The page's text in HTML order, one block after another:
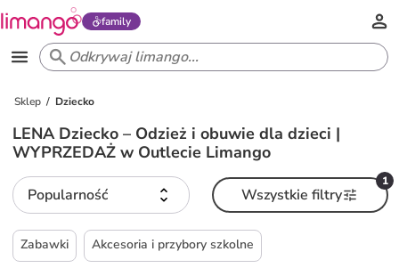
family
Sklep Dziecko
LENA Dziecko – Odzież i obuwie dla dzieci |
WYPRZEDAŻ w Outlecie Limango
Popularność
1
Wszystkie filtry
Zabawki Akcesoria i przybory szkolne